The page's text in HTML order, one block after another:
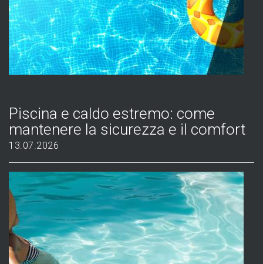
Piscina e caldo estremo: come
mantenere la sicurezza e il comfort
13.07.2026